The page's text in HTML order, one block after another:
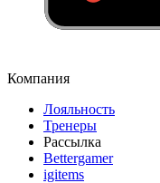
Компания
Лояльность
Тренеры
Рассылка
Bettergamer
igitems